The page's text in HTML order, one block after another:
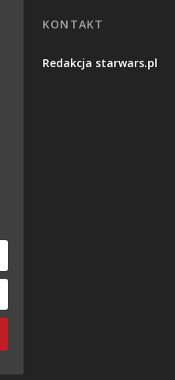
KONTAKT
Redakcja starwars.pl